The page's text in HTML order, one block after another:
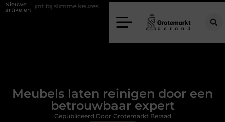
Nieuwe
artikelen
slimme keuzes Waarom kiezen voor een rijschool in Utrecht?
Meubels laten reinigen door een
betrouwbaar expert
Gepubliceerd Door Grotemarkt Beraad